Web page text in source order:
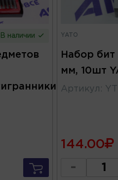
В наличии YATO
Набор бит
мм, 10шт
Артикул :
144.00
-